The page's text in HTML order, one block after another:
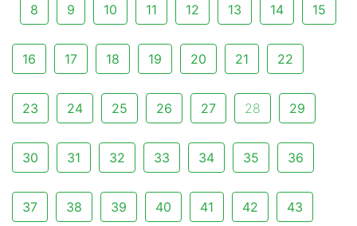
8 9 10 11 12 13 14 15
16 17 18 19 20 21 22
23 24 25 26 27 28 29
30 31 32 33 34 35 36
37 38 39 40 41 42 43